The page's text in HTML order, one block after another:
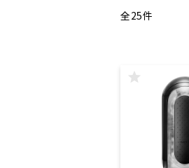
全25件